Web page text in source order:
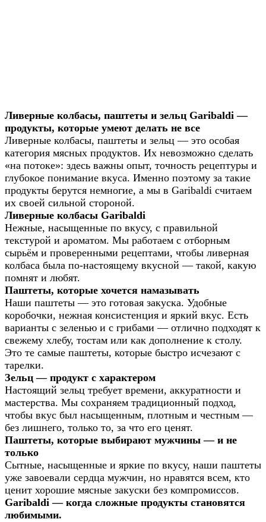
Ливерные колбасы, паштеты и зельц Garibaldi —
продукты, которые умеют делать не все
Ливерные колбасы, паштеты и зельц — это особая
категория мясных продуктов. Их невозможно сделать
«на потоке»: здесь важны опыт, точность рецептуры и
глубокое понимание вкуса. Именно поэтому за такие
продукты берутся немногие, а мы в Garibaldi считаем
их своей сильной стороной.
Ливерные колбасы Garibaldi
Нежные, насыщенные по вкусу, с правильной
текстурой и ароматом. Мы работаем с отборным
сырьём и проверенными рецептами, чтобы ливерная
колбаса была по-настоящему вкусной — такой, какую
помнят и любят.
Паштеты, которые хочется намазывать
Наши паштеты — это готовая закуска. Удобные
коробочки, нежная консистенция и яркий вкус. Есть
варианты с зеленью и с грибами — отлично подходят к
свежему хлебу, тостам или как дополнение к столу.
Это те самые паштеты, которые быстро исчезают с
тарелки.
Зельц — продукт с характером
Настоящий зельц требует времени, аккуратности и
мастерства. Мы сохраняем традиционный подход,
чтобы вкус был насыщенным, плотным и честным —
без лишнего, только то, за что его ценят.
Паштеты, которые выбирают мужчины — и не
только
Сытные, насыщенные и яркие по вкусу, наши паштеты
уже завоевали сердца мужчин, но нравятся всем, кто
ценит хорошие мясные закуски без компромиссов.
Garibaldi — когда сложные продукты становятся
любимыми.